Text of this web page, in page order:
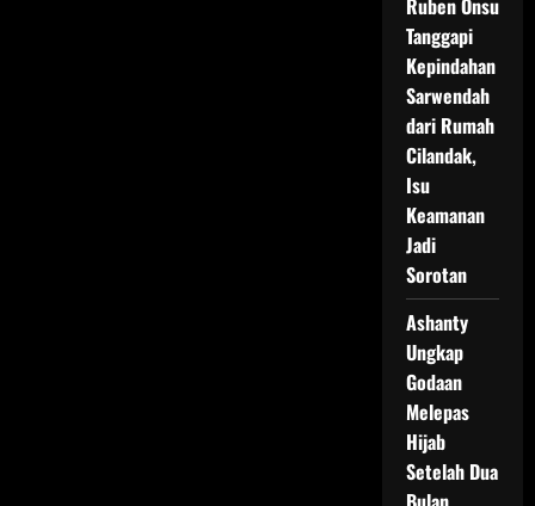
Ruben Onsu
Tanggapi
Kepindahan
Sarwendah
dari Rumah
Cilandak,
Isu
Keamanan
Jadi
Sorotan
Ashanty
Ungkap
Godaan
Melepas
Hijab
Setelah Dua